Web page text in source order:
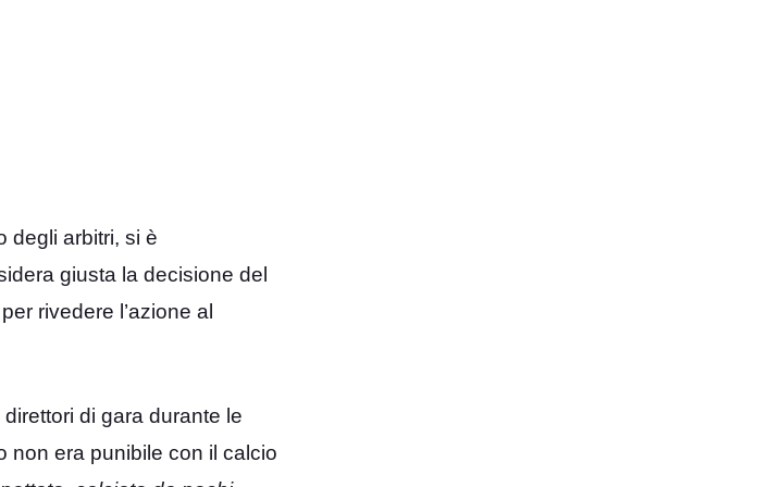
degli arbitri, si è
giusta la decisione del
rivedere l’azione al
di gara durante le
non era punibile con il calcio